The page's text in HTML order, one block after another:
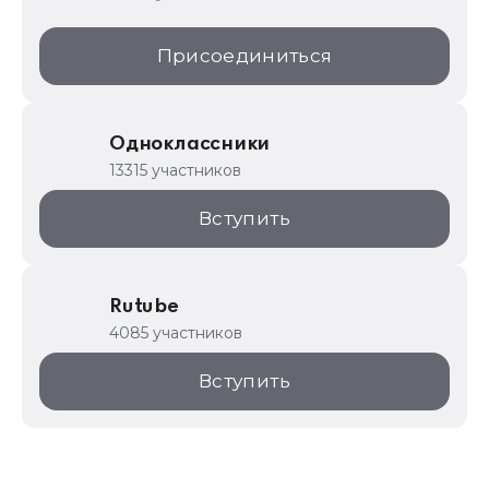
Присоединиться
Одноклассники
13315 участников
Вступить
Rutube
4085 участников
Вступить